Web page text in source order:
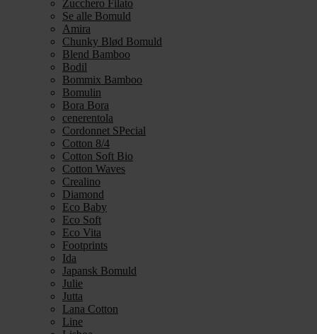
Zucchero Filato
Se alle Bomuld
Amira
Chunky Blød Bomuld
Blend Bamboo
Bodil
Bommix Bamboo
Bomulin
Bora Bora
cenerentola
Cordonnet SPecial
Cotton 8/4
Cotton Soft Bio
Cotton Waves
Crealino
Diamond
Eco Baby
Eco Soft
Eco Vita
Footprints
Ida
Japansk Bomuld
Julie
Jutta
Lana Cotton
Line